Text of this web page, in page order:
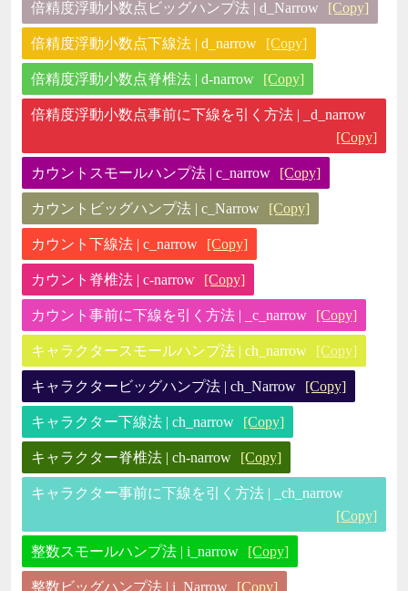
倍精度浮動小数点ビッグハンプ法 | d_Narrow [Copy]
倍精度浮動小数点下線法 | d_narrow [Copy]
倍精度浮動小数点脊椎法 | d-narrow [Copy]
倍精度浮動小数点事前に下線を引く方法 | _d_narrow
[Copy]
カウントスモールハンプ法 | c_narrow [Copy]
カウントビッグハンプ法 | c_Narrow [Copy]
カウント下線法 | c_narrow [Copy]
カウント脊椎法 | c-narrow [Copy]
カウント事前に下線を引く方法 | _c_narrow [Copy]
キャラクタースモールハンプ法 | ch_narrow [Copy]
キャラクタービッグハンプ法 | ch_Narrow [Copy]
キャラクター下線法 | ch_narrow [Copy]
キャラクター脊椎法 | ch-narrow [Copy]
キャラクター事前に下線を引く方法 | _ch_narrow
[Copy]
整数スモールハンプ法 | i_narrow [Copy]
整数ビッグハンプ法 | i_Narrow [Copy]